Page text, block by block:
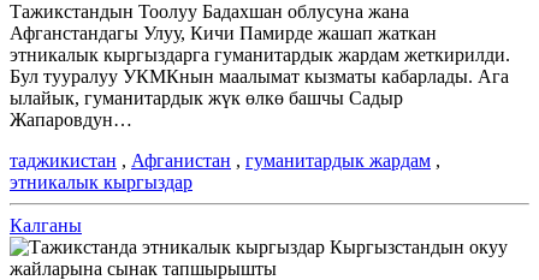
Тажикстандын Тоолуу Бадахшан облусуна жана
Афганстандагы Улуу, Кичи Памирде жашап жаткан
этникалык кыргыздарга гуманитардык жардам жеткирилди.
Бул тууралуу УКМКнын маалымат кызматы кабарлады. Ага
ылайык, гуманитардык жүк өлкө башчы Садыр
Жапаровдун…
таджикистан , Афганистан , гуманитардык жардам ,
этникалык кыргыздар
Калганы